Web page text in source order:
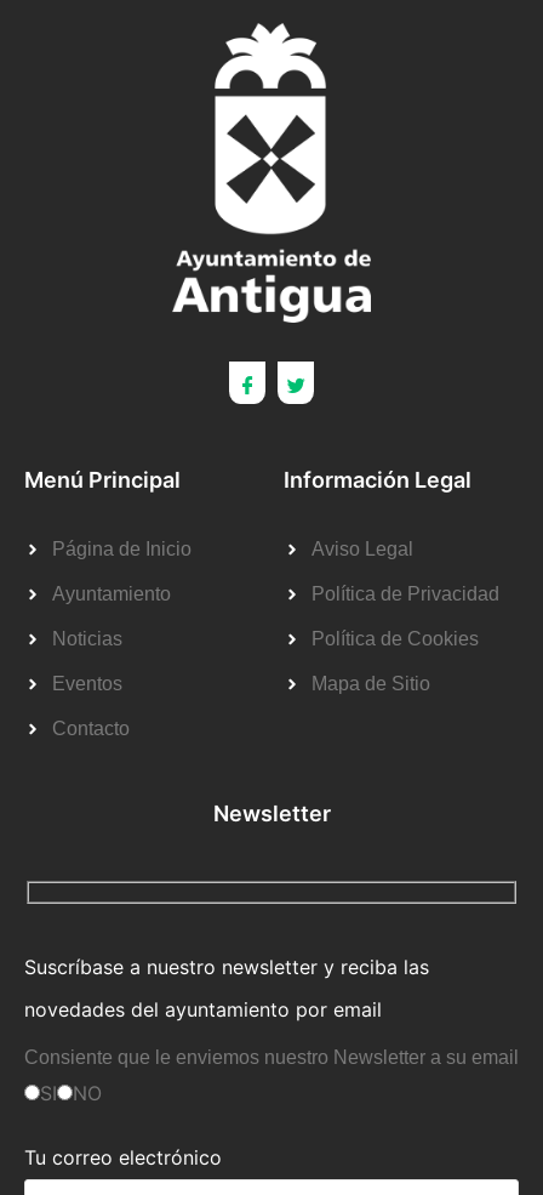
Menú Principal
Página de Inicio
Ayuntamiento
Noticias
Eventos
Contacto
Información Legal
Aviso Legal
Política de Privacidad
Política de Cookies
Mapa de Sitio
Newsletter
Suscríbase a nuestro newsletter y reciba las
novedades del ayuntamiento por email
Consiente que le enviemos nuestro Newsletter a su email
SI NO
Tu correo electrónico